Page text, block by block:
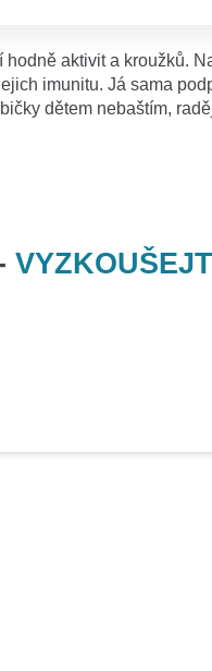
hodně aktivit a kroužků.
imunitu. Já sama
dětem nebaštím,